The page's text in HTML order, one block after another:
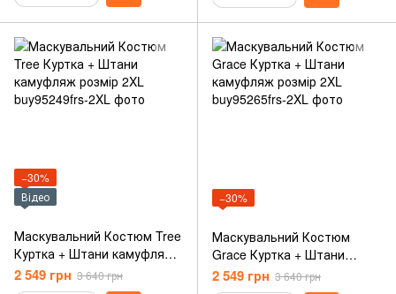
−30%
Відео
Маскувальний Костюм Tree
Куртка + Штани камуфляж
розмір 2XL
2 549 грн 3 640 грн
−30%
Маскувальний Костюм
Grace Куртка + Штани
камуфляж розмір 2XL
2 549 грн 3 640 грн